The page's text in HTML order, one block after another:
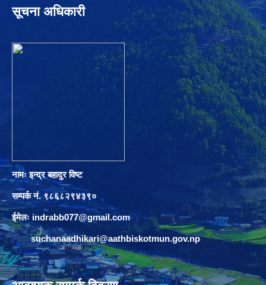
सूचना अधिकारी
नामः इन्द्र बहादुर विष्ट
सम्पर्क नं. ९८६८२९४३९०
ईमेलः indrabb077@gmail.com
suchanaadhikari@aathbiskotmun.gov.np